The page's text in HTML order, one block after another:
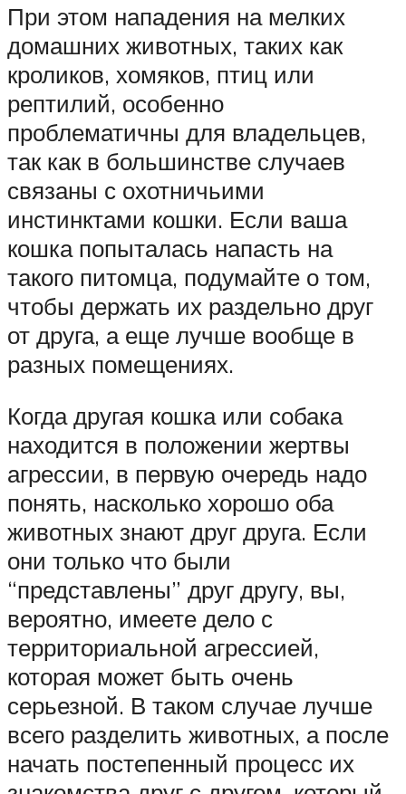
При этом нападения на мелких
домашних животных, таких как
кроликов, хомяков, птиц или
рептилий, особенно
проблематичны для владельцев,
так как в большинстве случаев
связаны с охотничьими
инстинктами кошки. Если ваша
кошка попыталась напасть на
такого питомца, подумайте о том,
чтобы держать их раздельно друг
от друга, а еще лучше вообще в
разных помещениях.
Когда другая кошка или собака
находится в положении жертвы
агрессии, в первую очередь надо
понять, насколько хорошо оба
животных знают друг друга. Если
они только что были
“представлены” друг другу, вы,
вероятно, имеете дело с
территориальной агрессией,
которая может быть очень
серьезной. В таком случае лучше
всего разделить животных, а после
начать постепенный процесс их